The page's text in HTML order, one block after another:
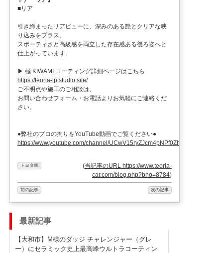
■リア
引き締まったリアビューに、深みのある艶とクリアな映
り込みをプラス。
スポーティさと高級感を両立した存在感ある後ろ姿へと
仕上がっています。
▶︎ 極 KIWAMI コーティング詳細ページはこちら
https://teoria-lp.studio.site/
ご不明点や施工のご相談は、
お問い合わせフォーム・お電話よりお気軽にご連絡くだ
さい。
●弊社のプロの拘りをYouTube動画でご覧ください●
https://www.youtube.com/channel/UCwV15ryZJcm4pNPf0ZhXu9g
トヨタ車 (当記事のURL https://www.teoria-
car.com/blog.php?bno=8784)
前の記事 次の記事
最新記事
【大和市】M様のダッジ チャレンジャー（グレ
ー）にセラミック史上最高峰ウルトラコーティン